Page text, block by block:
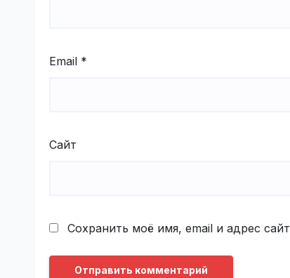
Email *
Сайт
Сохранить моё имя, email и адрес